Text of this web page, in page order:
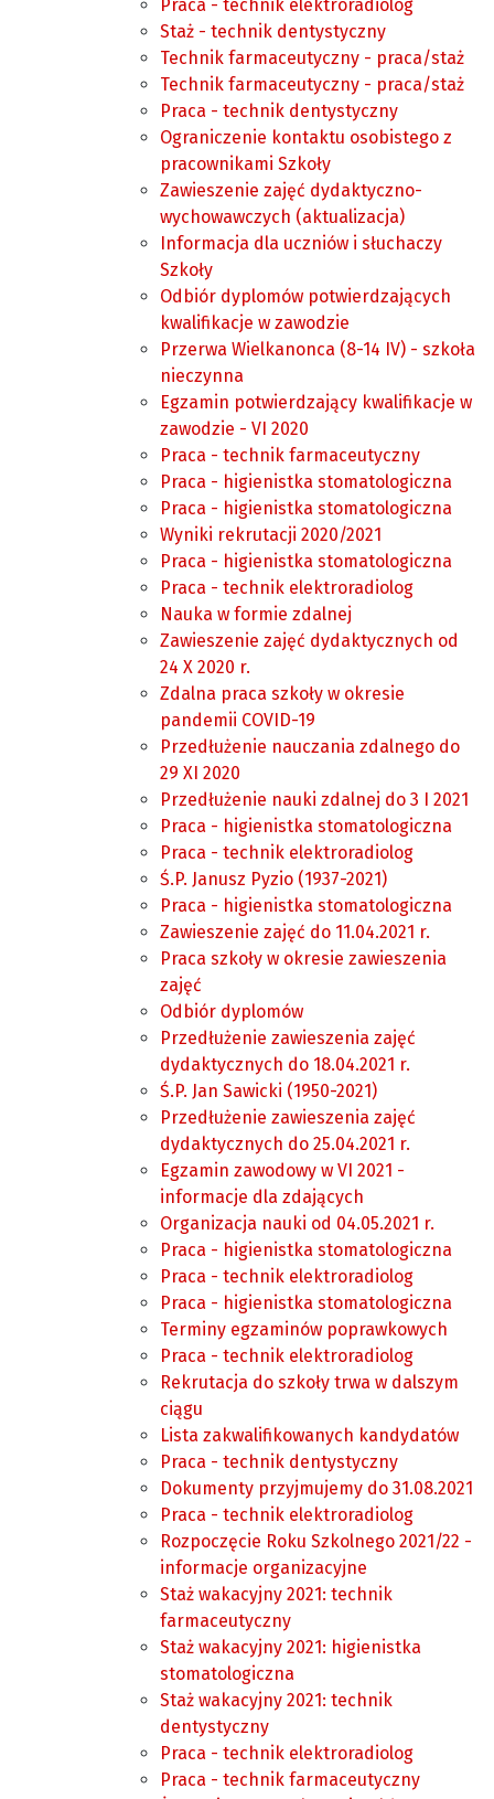
Praca - technik elektroradiolog
Staż - technik dentystyczny
Technik farmaceutyczny - praca/staż
Technik farmaceutyczny - praca/staż
Praca - technik dentystyczny
Ograniczenie kontaktu osobistego z
pracownikami Szkoły
Zawieszenie zajęć dydaktyczno-
wychowawczych (aktualizacja)
Informacja dla uczniów i słuchaczy
Szkoły
Odbiór dyplomów potwierdzających
kwalifikacje w zawodzie
Przerwa Wielkanonca (8-14 IV) - szkoła
nieczynna
Egzamin potwierdzający kwalifikacje w
zawodzie - VI 2020
Praca - technik farmaceutyczny
Praca - higienistka stomatologiczna
Praca - higienistka stomatologiczna
Wyniki rekrutacji 2020/2021
Praca - higienistka stomatologiczna
Praca - technik elektroradiolog
Nauka w formie zdalnej
Zawieszenie zajęć dydaktycznych od
24 X 2020 r.
Zdalna praca szkoły w okresie
pandemii COVID-19
Przedłużenie nauczania zdalnego do
29 XI 2020
Przedłużenie nauki zdalnej do 3 I 2021
Praca - higienistka stomatologiczna
Praca - technik elektroradiolog
Ś.P. Janusz Pyzio (1937-2021)
Praca - higienistka stomatologiczna
Zawieszenie zajęć do 11.04.2021 r.
Praca szkoły w okresie zawieszenia
zajęć
Odbiór dyplomów
Przedłużenie zawieszenia zajęć
dydaktycznych do 18.04.2021 r.
Ś.P. Jan Sawicki (1950-2021)
Przedłużenie zawieszenia zajęć
dydaktycznych do 25.04.2021 r.
Egzamin zawodowy w VI 2021 -
informacje dla zdających
Organizacja nauki od 04.05.2021 r.
Praca - higienistka stomatologiczna
Praca - technik elektroradiolog
Praca - higienistka stomatologiczna
Terminy egzaminów poprawkowych
Praca - technik elektroradiolog
Rekrutacja do szkoły trwa w dalszym
ciągu
Lista zakwalifikowanych kandydatów
Praca - technik dentystyczny
Dokumenty przyjmujemy do 31.08.2021
Praca - technik elektroradiolog
Rozpoczęcie Roku Szkolnego 2021/22 -
informacje organizacyjne
Staż wakacyjny 2021: technik
farmaceutyczny
Staż wakacyjny 2021: higienistka
stomatologiczna
Staż wakacyjny 2021: technik
dentystyczny
Praca - technik elektroradiolog
Praca - technik farmaceutyczny